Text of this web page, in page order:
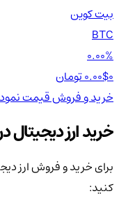
بیت کوین
BTC
0.00%
0.00$
خرید و فروشقیمت
خرید ارز دیجیتال در 3 مرحله ساده
برای خرید و فروش ارز
کنید: